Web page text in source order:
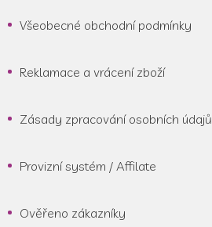
Všeobecné obchodní podmínky
Reklamace a vrácení zboží
Zásady zpracování osobních údajů
Provizní systém / Affilate
Ověřeno zákazníky